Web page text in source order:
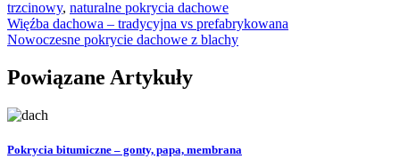
trzcinowy, naturalne pokrycia dachowe
Nawigacja
wpisu
Więźba dachowa – tradycyjna vs prefabrykowana
Nowoczesne pokrycie dachowe z blachy
Powiązane Artykuły
Pokrycia bitumiczne – gonty, papa, membrana